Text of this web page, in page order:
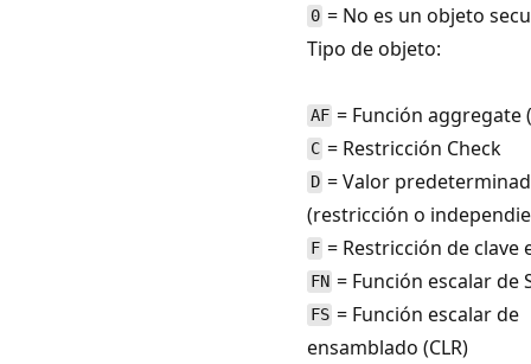
0 = No es un objeto
Tipo de objeto:
AF = Función aggregate
C = Restricción Check
D = Valor
(restricción o
F = Restricción de clave
FN = Función escalar de
FS = Función escalar de
ensamblado (CLR)